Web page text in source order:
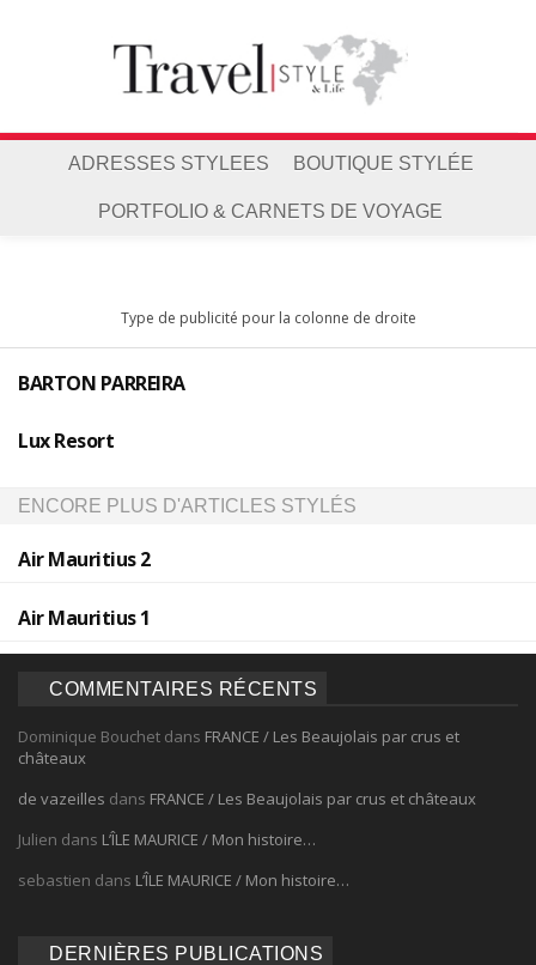
ADRESSES STYLEES BOUTIQUE STYLÉE
PORTFOLIO & CARNETS DE VOYAGE
Type de publicité pour la colonne de droite
BARTON PARREIRA
Lux Resort
ENCORE PLUS D'ARTICLES STYLÉS
Air Mauritius 2
Air Mauritius 1
COMMENTAIRES RÉCENTS
Dominique Bouchet dans FRANCE / Les Beaujolais par crus et
châteaux
de vazeilles dans FRANCE / Les Beaujolais par crus et châteaux
Julien dans L’ÎLE MAURICE / Mon histoire…
sebastien dans L’ÎLE MAURICE / Mon histoire…
DERNIÈRES PUBLICATIONS